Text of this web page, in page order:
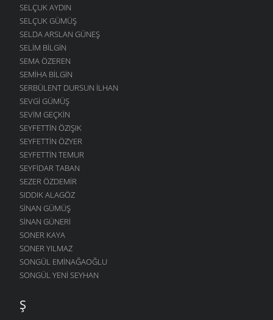
SELÇUK AYDIN
SELÇUK GÜMÜŞ
SELDA ARSLAN GÜNEŞ
SELIM BILGIN
SEMA ÖZEREN
SEMIHA BILGIN
SERBÜLENT DURSUN İLHAN
SEVGI GÜMÜŞ
SEVIM GEÇKIN
SEYFETTIN ÖZIŞIK
SEYFETTIN ÖZYER
SEYFETTIN TEMUR
SEYFIDAR TABAN
SEZER ÖZDEMIR
SIDDIK ALAGÖZ
SINAN GÜMÜŞ
SINAN GÜNERI
SONER KAYA
SONER YILMAZ
SONGÜL EMINAĞAOĞLU
SONGÜL YENI SEYHAN
Ş